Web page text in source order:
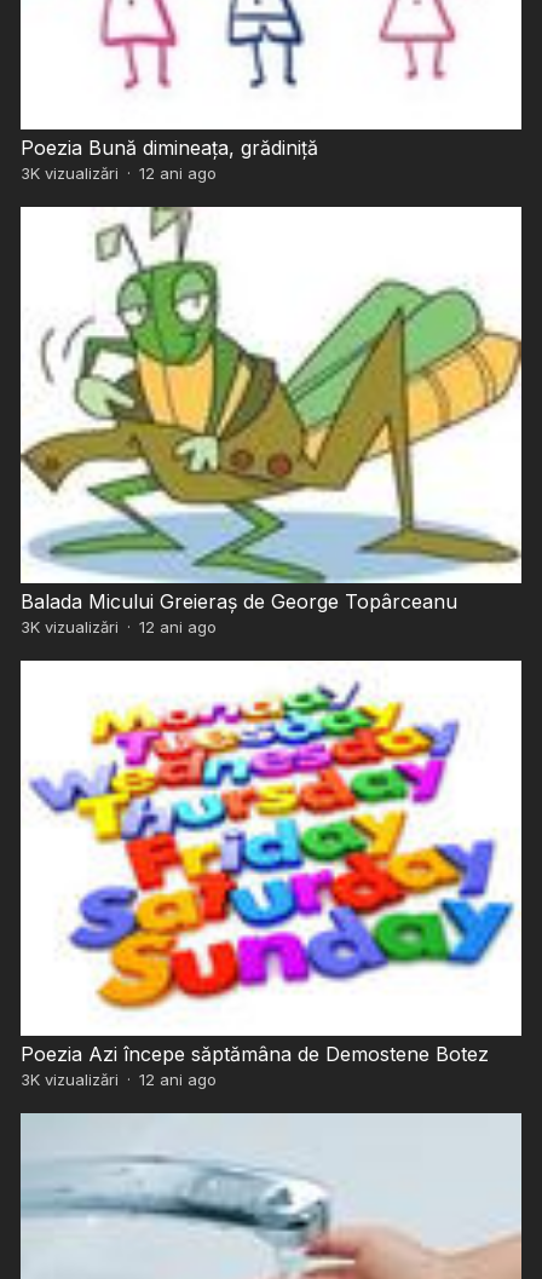
Poezia Bună dimineața, grădiniță
3Kvizualizări · 12 ani ago
Balada Micului Greieraș de George Topârceanu
3Kvizualizări · 12 ani ago
Poezia Azi începe săptămâna de Demostene Botez
3Kvizualizări · 12 ani ago